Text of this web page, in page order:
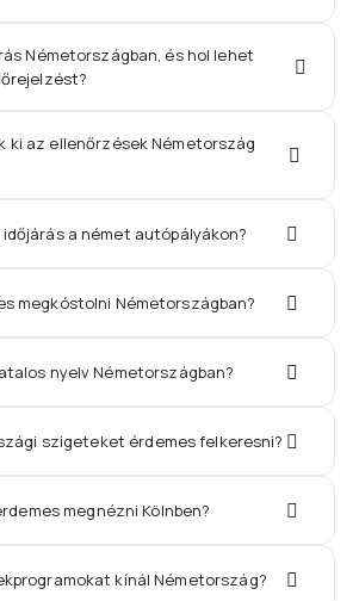
Németországban, és hol lehet
ki az ellenőrzések Németország
a német autópályákon?
megkóstolni Németországban?
nyelv Németországban?
szigeteket érdemes felkeresni?
megnézni Kölnben?
kínál Németország?